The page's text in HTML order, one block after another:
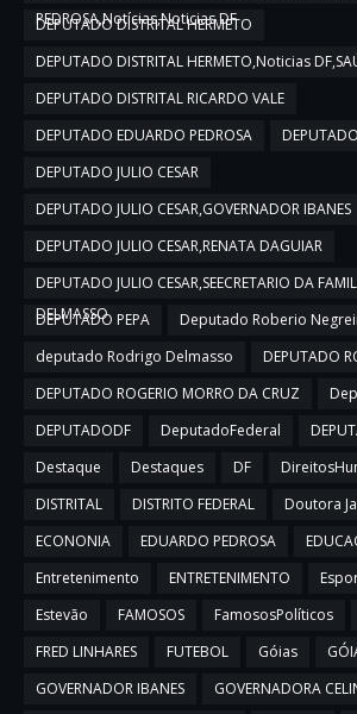
PEDROSA,Notícias,Noticias DF
DEPUTADO DISTRITAL HERMETO
DEPUTADO DISTRITAL HERMETO,Noticias
DEPUTADO DISTRITAL RICARDO VALE
DEPUTADO EDUARDO PEDROSA
DEPUTADO JULIO CESAR
DEPUTADO JULIO CESAR,GOVERNADOR IBANES
DEPUTADO JULIO CESAR,RENATA DAGUIAR
DEPUTADO JULIO CESAR,SEECRETARIO DA
DELMASSO
DEPUTADO PEPA
Deputado Roberio
deputado Rodrigo Delmasso
DEPUTADO
DEPUTADO ROGERIO MORRO DA CRUZ
DEPUTADODF
DeputadoFederal
Destaque
Destaques DF
DISTRITAL
DISTRITO FEDERAL Doutora
ECONONIA
EDUARDO PEDROSA
Entretenimento
ENTRETENIMENTO
Estevão
FAMOSOS FamososPolíticos
FRED LINHARES
FUTEBOL Góias
GOVERNADOR IBANES
GOVERNADORA